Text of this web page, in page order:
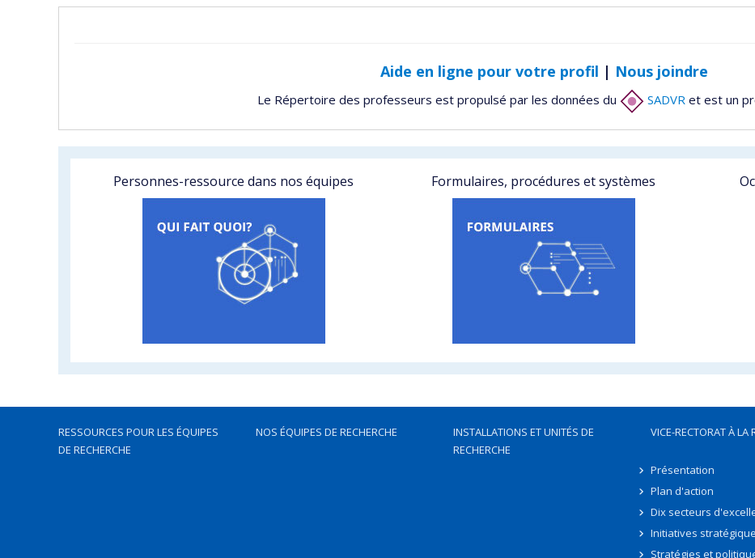
Aide en ligne pour votre profil | Nous joindre
Le Répertoire des professeurs est propulsé par les données du SADVRet est un
Personnes-ressource dans nos équipes Formulaires, procédures et systèmes
RESSOURCES POUR LES ÉQUIPES
DE RECHERCHE
NOS ÉQUIPES DE RECHERCHE
INSTALLATIONS ET UNITÉS DE
RECHERCHE
VICE-RECTORAT À LA
Présentation
Plan d'action
Dix secteurs
Initiatives
Stratégies et